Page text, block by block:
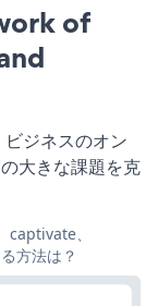
of
ジネスのオン
大きな課題を克
、
方法は？